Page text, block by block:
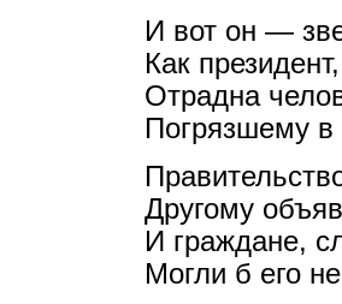
И вот он —
Как
Отрадна
Погрязшему в
Другому
И граждане,
Могли б его